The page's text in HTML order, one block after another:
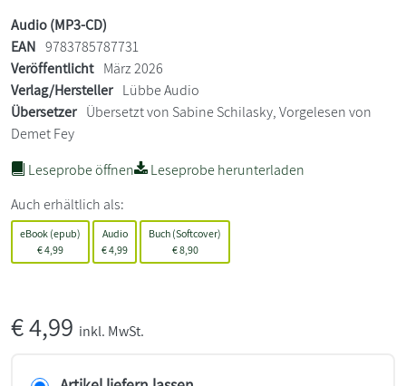
Audio (MP3-CD)
EAN 9783785787731
Veröffentlicht März 2026
Verlag/Hersteller Lübbe Audio
Übersetzer Übersetzt von Sabine Schilasky, Vorgelesen von
Demet Fey
Leseprobe öffnen
Leseprobe herunterladen
Auch erhältlich als:
eBook (epub)
€4,99
Audio
€4,99
Buch (Softcover)
€8,90
€4,99 inkl. MwSt.